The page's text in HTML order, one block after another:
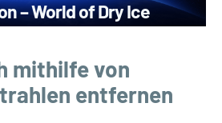
– World of Dry Ice
mithilfe von
entfernen